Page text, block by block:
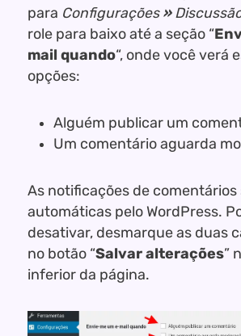
para Configurações »
role para baixo até a seção “
mail quando“, onde você verá
opções:
Alguém publicar um
Um comentário aguarda
As notificações de comentários
automáticas pelo WordPress.
desativar, desmarque as duas
no botão “Salvar alterações”
inferior da página.